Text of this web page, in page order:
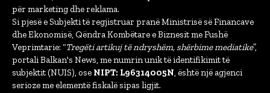
për marketing dhe reklama.
Si pjesë e Subjekti të regjistruar pranë Ministrisë së Financave
dhe Ekonomisë, Qëndra Kombëtare e Biznesit me Fushë
Veprimtarie: “Tregëti artikuj të ndryshëm, shërbime mediatike”,
portali Balkan's News, me numrin unik të identifikimit të
subjektit (NUIS), ose NIPT: L96314005N, është një agjenci
serioze me elementë fiskalë sipas ligjit.